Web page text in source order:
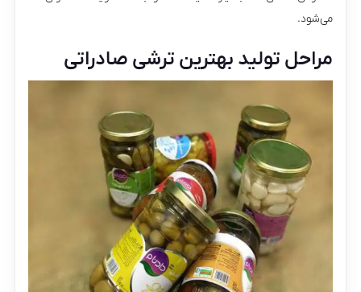
می‌شود.
مراحل تولید بهترین ترشی صادراتی